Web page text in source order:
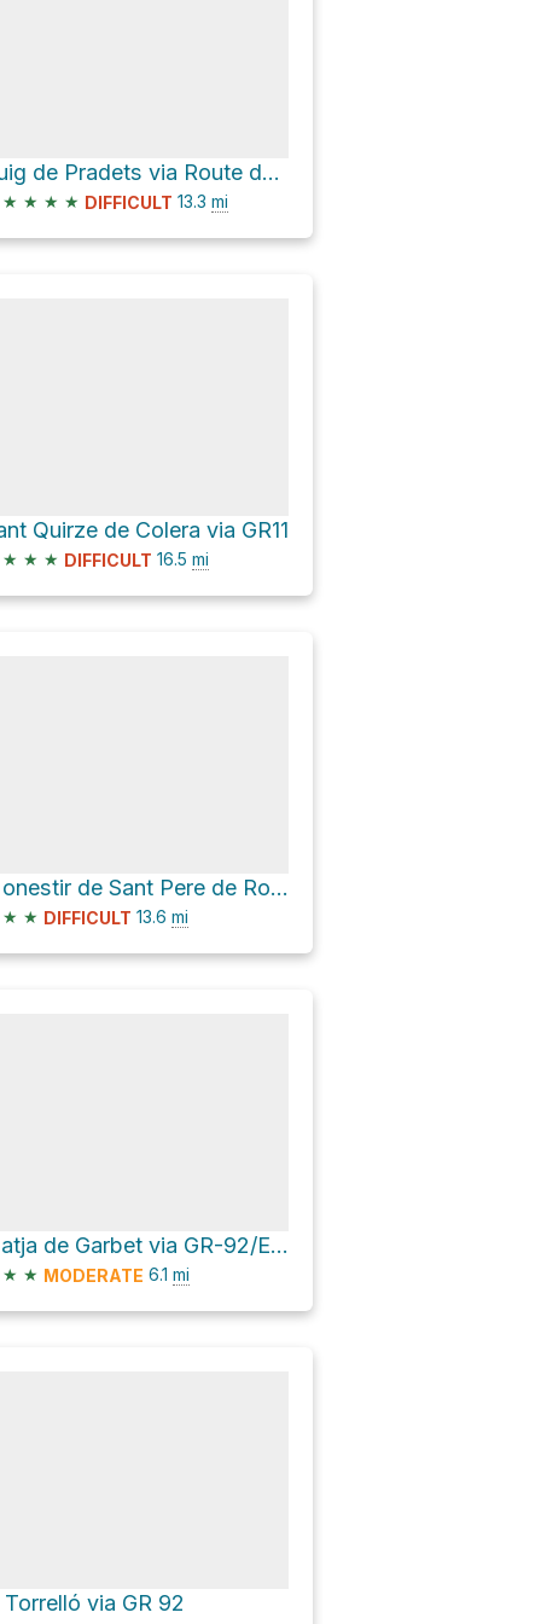
Puig de Pradets via Route des Crêtes and Avenue du Puig del Mas
★ ★ ★ ★ DIFFICULT 13.3 mi
Quirze de Colera via GR11
★ ★ ★ DIFFICULT 16.5 mi
Monestir de Sant Pere de Rodes via GR11
★ ★ DIFFICULT 13.6 mi
Platja de Garbet via GR-92/E-10
★ ★ MODERATE 6.1 mi
Torrelló via GR 92